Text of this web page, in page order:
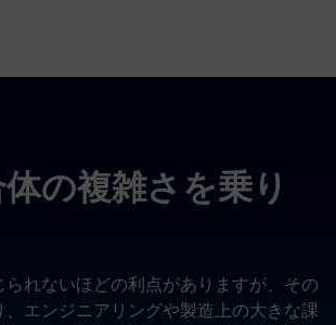
の複雑さを乗り
れないほどの利点がありますが、その
エンジニアリングや製造上の大きな課